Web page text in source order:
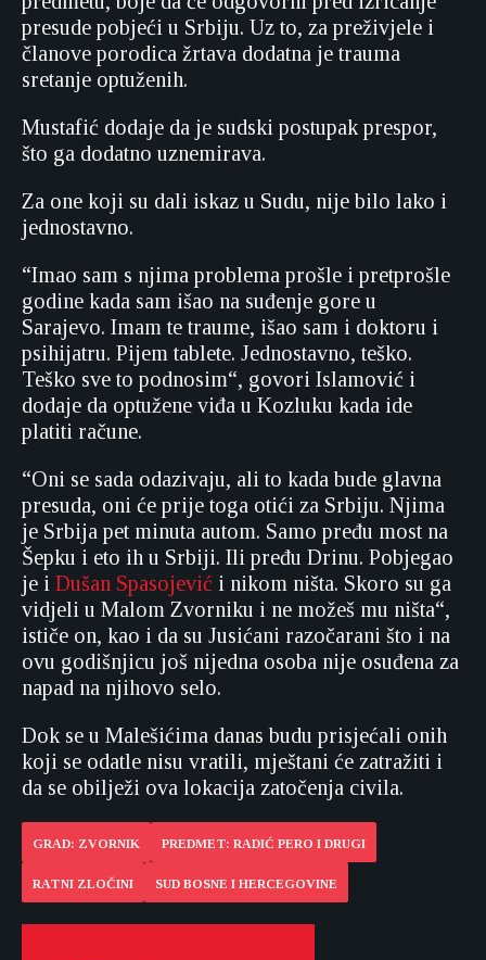
presude pobjeći u Srbiju. Uz to, za preživjele i
članove porodica žrtava dodatna je trauma
sretanje optuženih.
Mustafić dodaje da je sudski postupak prespor,
što ga dodatno uznemirava.
Za one koji su dali iskaz u Sudu, nije bilo lako i
jednostavno.
“Imao sam s njima problema prošle i pretprošle
godine kada sam išao na suđenje gore u
Sarajevo. Imam te traume, išao sam i doktoru i
psihijatru. Pijem tablete. Jednostavno, teško.
Teško sve to podnosim“, govori Islamović i
dodaje da optužene viđa u Kozluku kada ide
platiti račune.
“Oni se sada odazivaju, ali to kada bude glavna
presuda, oni će prije toga otići za Srbiju. Njima
je Srbija pet minuta autom. Samo pređu most na
Šepku i eto ih u Srbiji. Ili pređu Drinu. Pobjegao
je i Dušan Spasojević i nikom ništa. Skoro su ga
vidjeli u Malom Zvorniku i ne možeš mu ništa“,
ističe on, kao i da su Jusićani razočarani što i na
ovu godišnjicu još nijedna osoba nije osuđena za
napad na njihovo selo.
Dok se u Malešićima danas budu prisjećali onih
koji se odatle nisu vratili, mještani će zatražiti i
da se obilježi ova lokacija zatočenja civila.
GRAD: ZVORNIK PREDMET: RADIĆ PERO I DRUGI
RATNI ZLOČINI SUD BOSNE I HERCEGOVINE